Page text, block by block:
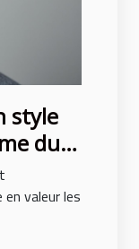
style
du
valeur les